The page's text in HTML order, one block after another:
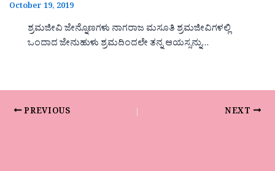
October 19, 2019
ಶ್ರಮಜೀವಿ ಜೇನ್ನೊಣಗಳು ನಾಗರಾಜ ಮಸೂತಿ ಶ್ರಮಜೀವಿಗಳಲ್ಲಿ
ಒಂದಾದ ಜೇನುಹುಳು ಶ್ರಮದಿಂದಲೇ ತನ್ನ ಆಯಸ್ಸನ್ನು…
PREVIOUS NEXT